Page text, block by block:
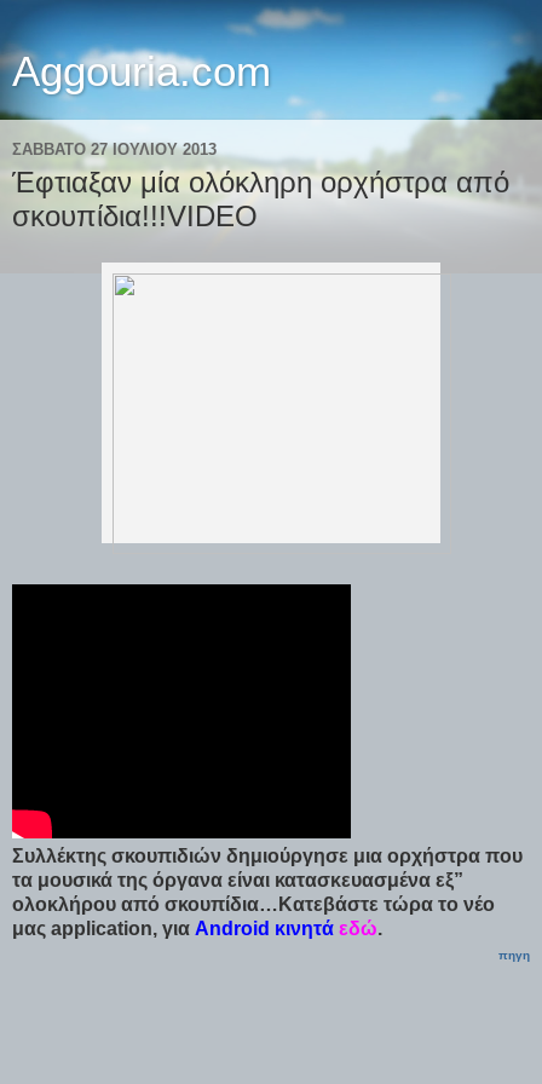
Aggouria.com
ΣΆΒΒΑΤΟ 27 ΙΟΥΛΊΟΥ 2013
Έφτιαξαν μία ολόκληρη ορχήστρα από
σκουπίδια!!!VIDEO
Συλλέκτης σκουπιδιών δημιούργησε μια ορχήστρα που
τα μουσικά της όργανα είναι κατασκευασμένα εξ”
ολοκλήρου από σκουπίδια… Κατεβάστε τώρα το νέο
μας application, για Android κινητά εδώ.
πηγη